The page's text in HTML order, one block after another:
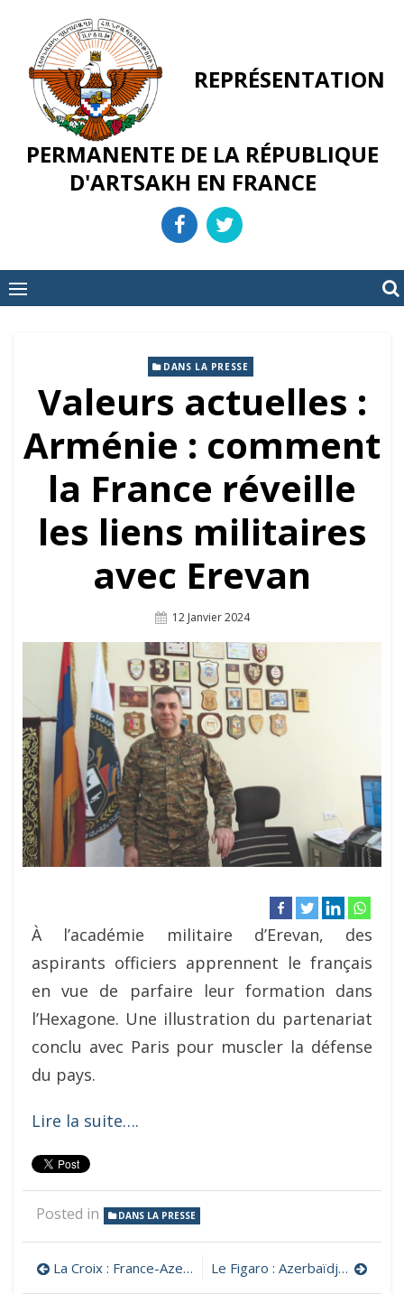
content
REPRÉSENTATION
PERMANENTE DE LA RÉPUBLIQUE
D'ARTSAKH EN FRANCE
DANS LA PRESSE
Valeurs actuelles :
Arménie : comment
la France réveille
les liens militaires
avec Erevan
Posted
12 Janvier 2024
À l’académie militaire d’Erevan, des
aspirants officiers apprennent le français
en vue de parfaire leur formation dans
l’Hexagone. Une illustration du partenariat
conclu avec Paris pour muscler la défense
du pays.
Lire la suite….
Posted in DANS LA PRESSE
Navigation
La Croix : France-Azerbaïdjan : deux pays au bord de la crise diplomatique Le Figaro : Azerbaïdjan : la grande offensive de Bakou pour dénigrer la France